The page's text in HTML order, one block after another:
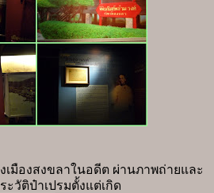
เมืองสงขลาในอดีต ผ่านภาพถ่ายและ
ะวัติป๋าเปรมตั้งแต่เกิด